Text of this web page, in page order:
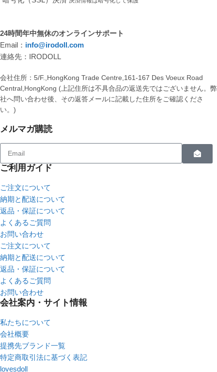
24時間年中無休のオンラインサポート
Email： info@irodoll.com
連絡先：IRODOLL
会社住所：5/F.,HongKong Trade Centre,161-167 Des Voeux Road
Central,HongKong (上記住所は不具合品の返送先ではございません。弊
社へ問い合わせ後、その返答メールに記載した住所をご確認くださ
い。)
メルマガ購読
ご利用ガイド
ご注文について
納期と配送について
返品・保証について
よくあるご質問
お問い合わせ
ご注文について
納期と配送について
返品・保証について
よくあるご質問
お問い合わせ
会社案内・サイト情報
私たちについて
会社概要
提携先ブランド一覧
特定商取引法に基づく表記
lovesdoll